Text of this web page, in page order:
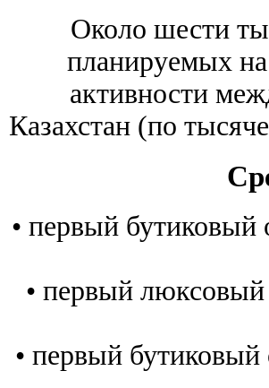
Около шести
планируемых
активности
Казахстан (по
• первый
• первый люксовый
• первый бутиковый